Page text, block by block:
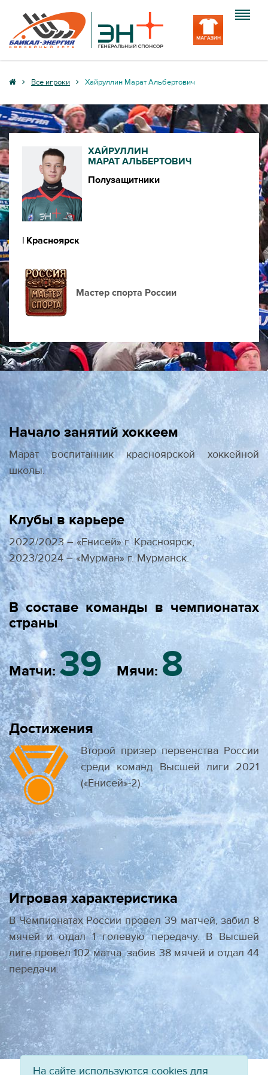
Клуб
Команда
Болельщику
Все игроки Хайруллин Марат Альбертович
ХАЙРУЛЛИН
МАРАТ АЛЬБЕРТОВИЧ
Полузащитники
| Красноярск
Мастер спорта России
Начало занятий хоккеем
Марат воспитанник красноярской хоккейной
школы.
Клубы в карьере
2022/2023 – «Енисей» г. Красноярск,
2023/2024 – «Мурман» г. Мурманск.
В составе команды в чемпионатах
страны
Матчи:39 Мячи: 8
Достижения
Второй призер первенства России
среди команд Высшей лиги 2021
(«Енисей»-2).
Игровая характеристика
В Чемпионатах России провел 39 матчей, забил 8
мячей и отдал 1 голевую передачу. В Высшей
лиге провел 102 матча, забив 38 мячей и отдал 44
передачи.
На сайте используются cookies для